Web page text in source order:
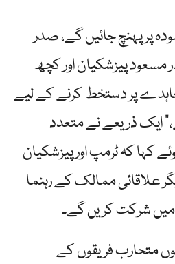
پر پہنچ جائیں گے، صدر
مسعود پیزشکیان اور کچھ
پر دستخط کرنے کے لیے
ایک ذریعے نے متعدد
کہا کہ ٹرمپ اور پیزشکیان
علاقائی ممالک کے رہنما
شرکت کریں گے۔
متحارب فریقوں کے